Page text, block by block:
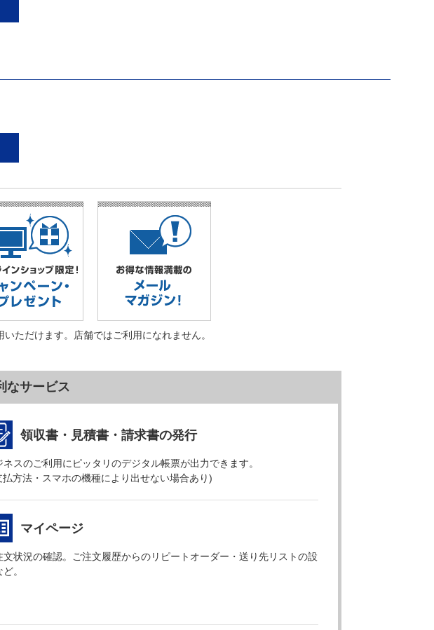
ただけます。店舗ではご利用になれません。
なサービス
領収書・見積書・請求書の発行
ネスのご利用にピッタリのデジタル帳票が出力できます。
払方法・スマホの機種により出せない場合あり)
マイページ
文状況の確認。ご注文履歴からのリピートオーダー・送り先リストの設
。